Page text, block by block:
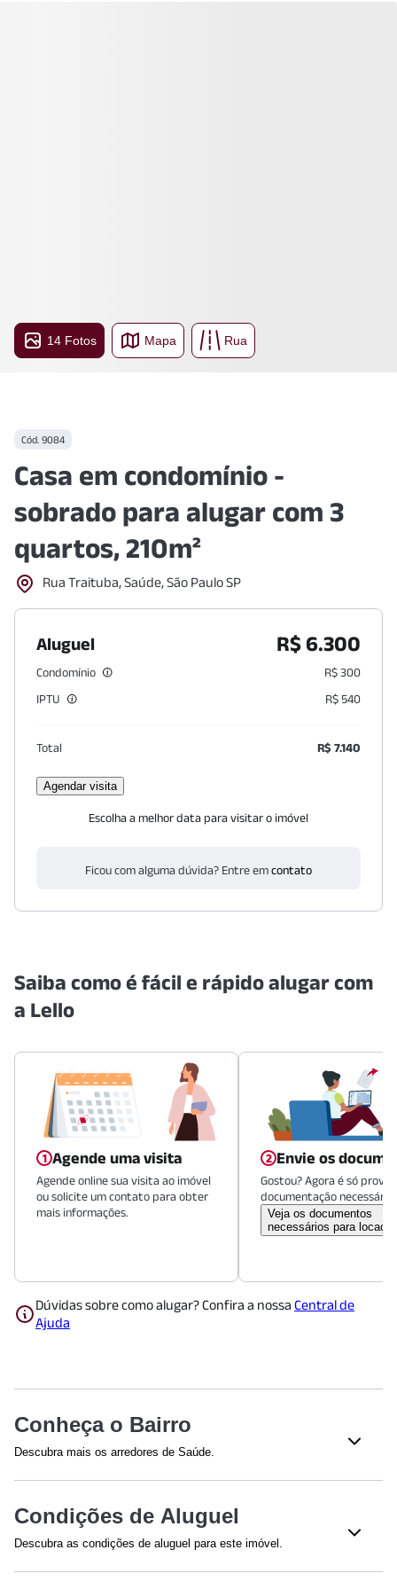
14 Fotos Mapa Rua
Cód. 9084
Casa em condomínio -
sobrado para alugar com 3
quartos, 210m²
Rua Traituba, Saúde, São Paulo SP
Aluguel R$ 6.300
Condomínio
R$ 300
IPTU
R$ 540
Total R$ 7.140
Agendar visita
Escolha a melhor data para visitar o imóvel
Ficou com alguma dúvida? Entre emcontato
Saiba como é fácil e rápido alugar com
a Lello
Agende uma visita
Agende online sua visita ao imóvel
ou solicite um contato para obter
mais informações.
Envie os
Gostou? Agora é só
documentação necessária.
Veja os documentos
necessários para
Dúvidas sobre como alugar? Confira a nossa Central de
Ajuda
Conheça o Bairro
Descubra mais os arredores de Saúde.
Plaza Sul Shopping( 890m)
Shopping Metrô Santa Cruz(
Restaurantes
Condições de Aluguel
Descubra as condições de aluguel para este imóvel.
proposta. A renda mínima é calculada em 2,5 vezes o valor do